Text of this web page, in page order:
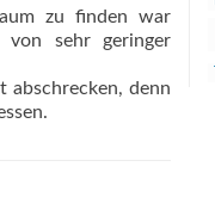
zu finden war
sehr geringer
abschrecken, denn